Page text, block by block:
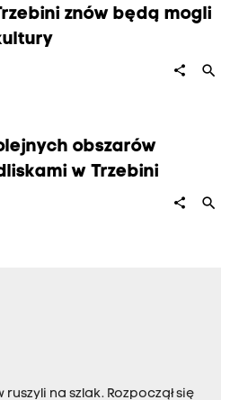
znów będą mogli
share search
obszarów
w Trzebini
share search
ruszyli na szlak. Rozpoczął się